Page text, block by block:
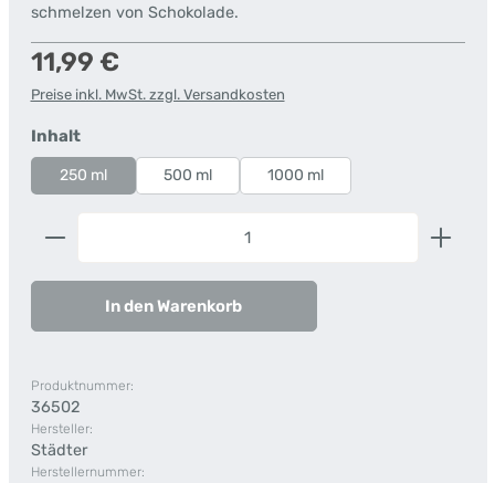
schmelzen von Schokolade.
Regulärer Preis:
11,99 €
Preise inkl. MwSt. zzgl. Versandkosten
Inhaltauswählen
250 ml 500 ml 1000 ml
Produkt Anzahl: Gib den gewünschten Wert ein
In den Warenkorb
Produktnummer:
36502
Hersteller:
Städter
Herstellernummer: